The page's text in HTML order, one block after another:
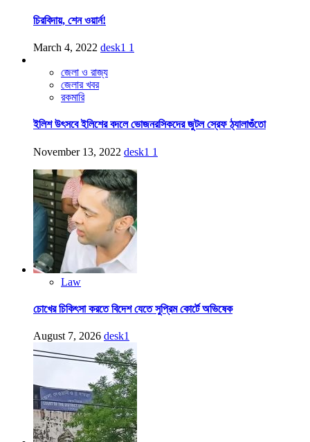
চিরবিদায়, শেন ওয়ার্ন!
March 4, 2022 desk1 1
জেলা ও রাজ্য
জেলার খবর
রকমারি
ইলিশ উৎসবে ইলিশের বদলে ভোজনরসিকদের জুটল স্রেফ ঠ্যালাগুঁতো
November 13, 2022 desk1 1
Law
চোখের চিকিৎসা করতে বিদেশ যেতে সুপ্রিম কোর্টে অভিষেক
August 7, 2026 desk1